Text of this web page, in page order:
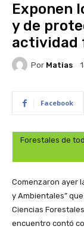
Exponen
y de
actividad
Por Matias
Facebook
Forestales de
Comenzaron ayer
y Ambientales”
Ciencias
encuentro contó